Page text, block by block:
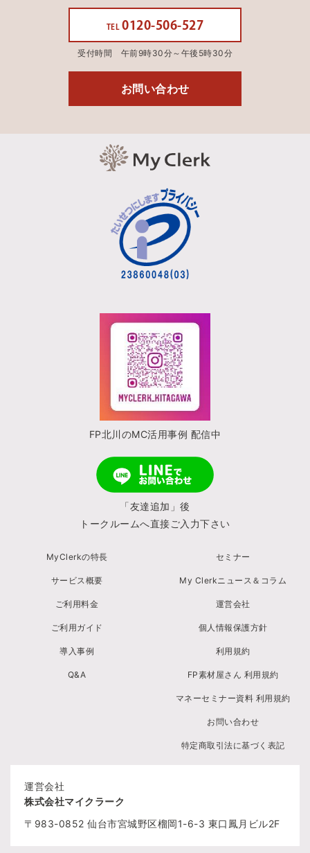
TEL 0120-506-527
受付時間 午前9時30分～午後5時30分
お問い合わせ
FP北川のMC活用事例 配信中
「友達追加」後
トークルームへ直接ご入力下さい
MyClerkの特長
サービス概要
ご利用料金
ご利用ガイド
導入事例
Q&A
セミナー
My Clerkニュース＆コラム
運営会社
個人情報保護方針
利用規約
FP素材屋さん 利用規約
マネーセミナー資料 利用規約
お問い合わせ
特定商取引法に基づく表記
運営会社
株式会社マイクラーク
〒983-0852 仙台市宮城野区榴岡1-6-3 東口鳳月ビル2F